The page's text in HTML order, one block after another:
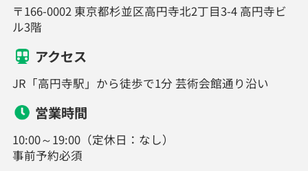
〒166-0002 東京都杉並区高円寺北2丁目3-4 高円寺ビ
ル3階
アクセス
JR「高円寺駅」から徒歩で1分 芸術会館通り沿い
営業時間
10:00～19:00（定休日：なし）
事前予約必須